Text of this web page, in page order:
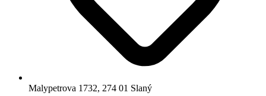
Malypetrova 1732, 274 01 Slaný